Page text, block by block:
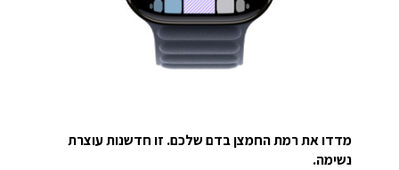
מדדו את רמת החמצן בדם שלכם. זו חדשנות עוצרת
נשימה.